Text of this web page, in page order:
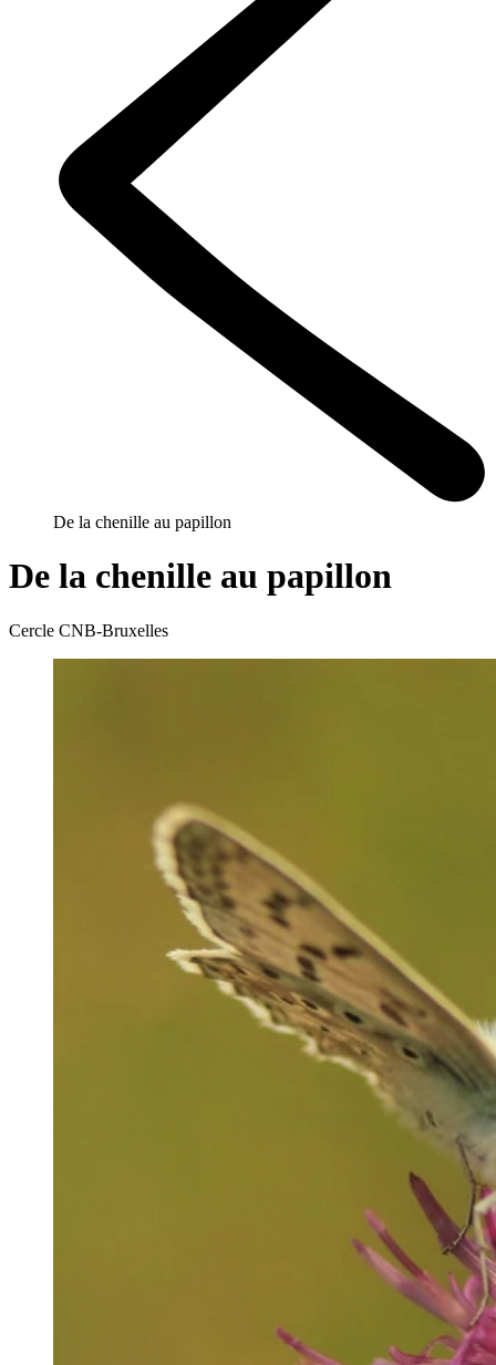
De la chenille au papillon
De la chenille au papillon
Cercle CNB-Bruxelles